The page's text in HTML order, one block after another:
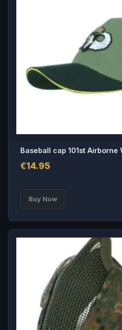
Baseball cap 101st Airborne
€14.95
Buy Now